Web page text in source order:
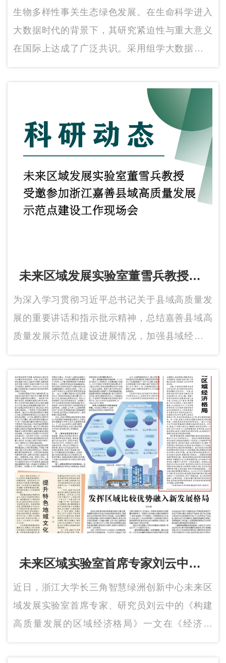
团队生物多样性研究成果登上
Nature
生物多样性事关生态绿色发展。在生命科学进入
大数据时代的背景下，其研究紧迫性与重大意义
在国际上达成了广泛共识。采用组学大数据解析
题提供了革新性的方法论，也对从演化的视角理
解人类疾病的起源和发展有重要参考意义。
未来区域发展实验室董雪兵教授受
邀参加浙江嘉善县域高质量发展示
范点建设工作现场会
为深入学习贯彻习近平总书记关于县域高质量发
展的重要讲话和指示批示精神，总结嘉善县域高
质量发展示范点建设进展情况，加强县域经验交
质量发展示范点建设工作现场会在嘉善县举行。
未来区域实验室首席专家刘云中在
《经济日报》发表文章《构建高质
量发展的区域经济格局》
近日，浙江大学长三角智慧绿洲创新中心未来区
域发展实验室首席专家、研究员刘云中的《构建
高质量发展的区域经济格局》一文在《经济日